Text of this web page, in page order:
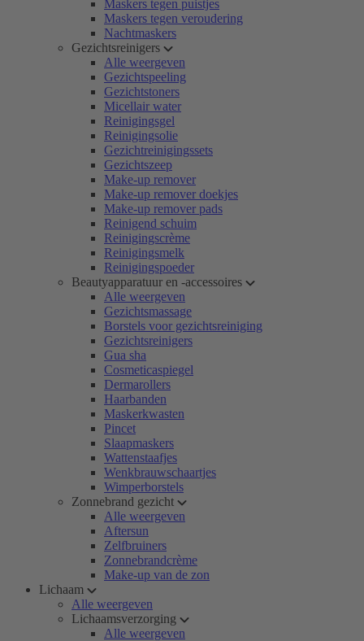
Maskers tegen puistjes
Maskers tegen veroudering
Nachtmaskers
Gezichtsreinigers
Alle weergeven
Gezichtspeeling
Gezichtstoners
Micellair water
Reinigingsgel
Reinigingsolie
Gezichtreinigingssets
Gezichtszeep
Make-up remover
Make-up remover doekjes
Make-up remover pads
Reinigend schuim
Reinigingscrème
Reinigingsmelk
Reinigingspoeder
Beautyapparatuur en -accessoires
Alle weergeven
Gezichtsmassage
Borstels voor gezichtsreiniging
Gezichtsreinigers
Gua sha
Cosmeticaspiegel
Dermarollers
Haarbanden
Maskerkwasten
Pincet
Slaapmaskers
Wattenstaafjes
Wenkbrauwschaartjes
Wimperborstels
Zonnebrand gezicht
Alle weergeven
Aftersun
Zelfbruiners
Zonnebrandcrème
Make-up van de zon
Lichaam
Alle weergeven
Lichaamsverzorging
Alle weergeven